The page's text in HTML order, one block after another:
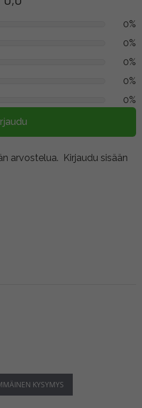
0%
0%
0%
0%
0%
arvostelua. Kirjaudu sisään
KYSYMYS